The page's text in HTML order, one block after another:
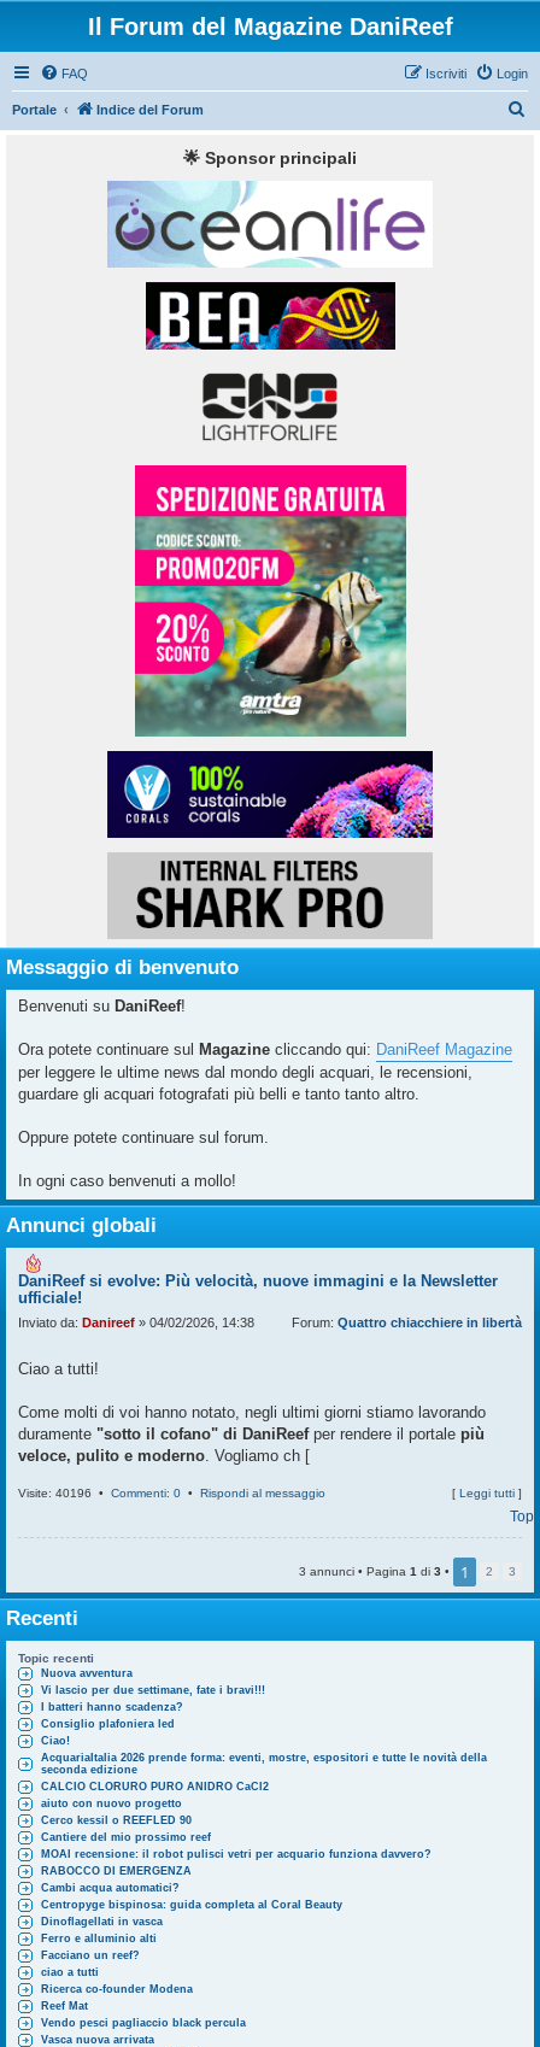
Il Forum del Magazine DaniReef
FAQ Login
Iscriviti
Portale Indice del Forum
🌟 Sponsor principali
Messaggio di benvenuto
Benvenuti su DaniReef!
Ora potete continuare sul Magazine cliccando qui: DaniReef Magazine
per leggere le ultime news dal mondo degli acquari, le recensioni,
guardare gli acquari fotografati più belli e tanto tanto altro.
Oppure potete continuare sul forum.
In ogni caso benvenuti a mollo!
Annunci globali
DaniReef si evolve: Più velocità, nuove immagini e la Newsletter
ufficiale!
Inviato da: Danireef » 04/02/2026, 14:38 Forum: Quattro chiacchiere in libertà
Ciao a tutti!
Come molti di voi hanno notato, negli ultimi giorni stiamo lavorando
duramente "sotto il cofano" di DaniReefper rendere il portale più
veloce, pulito e moderno . Vogliamo ch [
Visite: 40196 • Commenti: 0 • Rispondi al messaggio [ Leggi tutti ]
Top
3 annunci • Pagina 1 di 3 • 1 2 3
Recenti
Topic recenti
Nuova avventura
Vi lascio per due settimane, fate i bravi!!!
I batteri hanno scadenza?
Consiglio plafoniera led
Ciao!
AcquariaItalia 2026 prende forma: eventi, mostre, espositori e tutte le novità della
seconda edizione
CALCIO CLORURO PURO ANIDRO CaCl2
aiuto con nuovo progetto
Cerco kessil o REEFLED 90
Cantiere del mio prossimo reef
MOAI recensione: il robot pulisci vetri per acquario funziona davvero?
RABOCCO DI EMERGENZA
Cambi acqua automatici?
Centropyge bispinosa: guida completa al Coral Beauty
Dinoflagellati in vasca
Ferro e alluminio alti
Facciano un reef?
ciao a tutti
Ricerca co-founder Modena
Reef Mat
Vendo pesci pagliaccio black percula
Vasca nuova arrivata